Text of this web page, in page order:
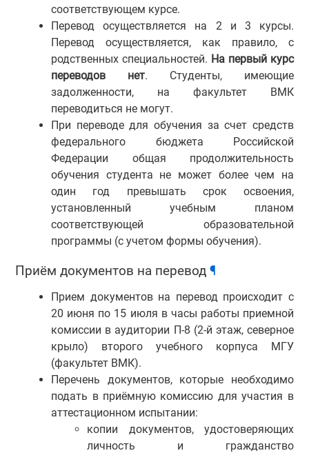
соответствующем курсе.
Перевод осуществляется на 2 и 3 курсы.
Перевод осуществляется, как правило, с
родственных специальностей. На первый курс
переводов нет. Студенты, имеющие
задолженности, на факультет ВМК
переводиться не могут.
При переводе для обучения за счет средств
федерального бюджета Российской
Федерации общая продолжительность
обучения студента не может более чем на
один год превышать срок освоения,
установленный учебным планом
соответствующей образовательной
программы (с учетом формы обучения).
Приём документов на перевод¶
Прием документов на перевод происходит с
20 июня по 15 июля в часы работы приемной
комиссии в аудитории П-8 (2-й этаж, северное
крыло) второго учебного корпуса МГУ
(факультет ВМК).
Перечень документов, которые необходимо
подать в приёмную комиссию для участия в
аттестационном испытании:
копии документов, удостоверяющих
личность и гражданство